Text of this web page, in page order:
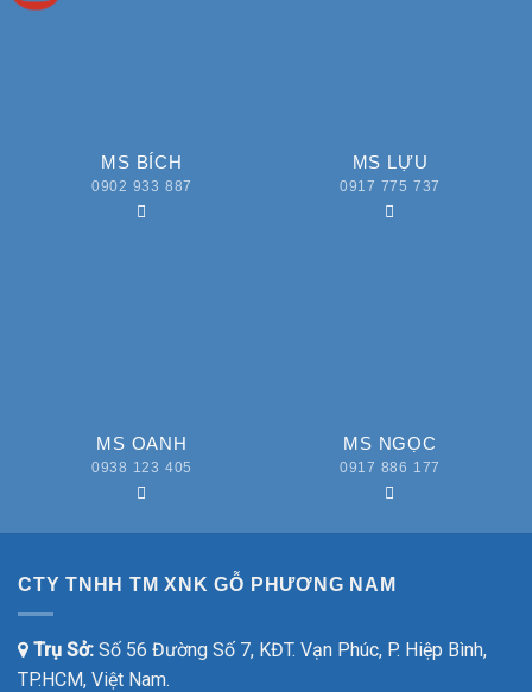
MS BÍCH
0902 933 887
MS LỰU
0917 775 737
MS OANH
0938 123 405
MS NGỌC
0917 886 177
CTY TNHH TM XNK GỖ PHƯƠNG NAM
Trụ Sở: Số 56 Đường Số 7, KĐT. Vạn Phúc, P. Hiệp Bình,
TP.HCM, Việt Nam.